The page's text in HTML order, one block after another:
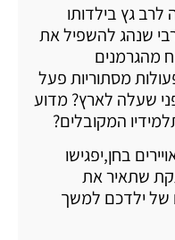
גץ בילדותו
שנהג להשפיל את
מהגרמנים
מסתוריות פעל
שעלה לארץ? מדוע
המקובלים?
בחן,יפגישו
שתאיר את
של ילדכם למשך